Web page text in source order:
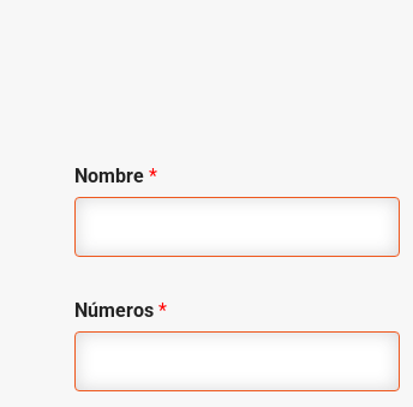
Nombre *
Números *